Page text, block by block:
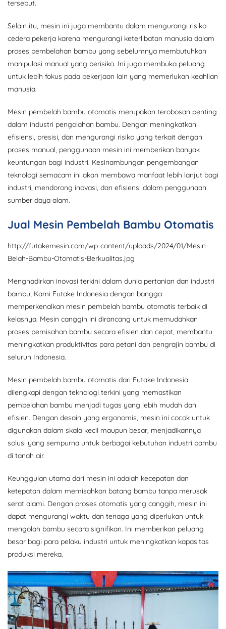
tersebut.
Selain itu, mesin ini juga membantu dalam mengurangi risiko
cedera pekerja karena mengurangi keterlibatan manusia dalam
proses pembelahan bambu yang sebelumnya membutuhkan
manipulasi manual yang berisiko. Ini juga membuka peluang
untuk lebih fokus pada pekerjaan lain yang memerlukan keahlian
manusia.
Mesin pembelah bambu otomatis merupakan terobosan penting
dalam industri pengolahan bambu. Dengan meningkatkan
efisiensi, presisi, dan mengurangi risiko yang terkait dengan
proses manual, penggunaan mesin ini memberikan banyak
keuntungan bagi industri. Kesinambungan pengembangan
teknologi semacam ini akan membawa manfaat lebih lanjut bagi
industri, mendorong inovasi, dan efisiensi dalam penggunaan
sumber daya alam.
Jual Mesin Pembelah Bambu Otomatis
http://futakemesin.com/wp-content/uploads/2024/01/Mesin-
Belah-Bambu-Otomatis-Berkualitas.jpg
Menghadirkan inovasi terkini dalam dunia pertanian dan industri
bambu, Kami Futake Indonesia dengan bangga
memperkenalkan mesin pembelah bambu otomatis terbaik di
kelasnya. Mesin canggih ini dirancang untuk memudahkan
proses pemisahan bambu secara efisien dan cepat, membantu
meningkatkan produktivitas para petani dan pengrajin bambu di
seluruh Indonesia.
Mesin pembelah bambu otomatis dari Futake Indonesia
dilengkapi dengan teknologi terkini yang memastikan
pembelahan bambu menjadi tugas yang lebih mudah dan
efisien. Dengan desain yang ergonomis, mesin ini cocok untuk
digunakan dalam skala kecil maupun besar, menjadikannya
solusi yang sempurna untuk berbagai kebutuhan industri bambu
di tanah air.
Keunggulan utama dari mesin ini adalah kecepatan dan
ketepatan dalam memisahkan batang bambu tanpa merusak
serat alami. Dengan proses otomatis yang canggih, mesin ini
dapat mengurangi waktu dan tenaga yang diperlukan untuk
mengolah bambu secara signifikan. Ini memberikan peluang
besar bagi para pelaku industri untuk meningkatkan kapasitas
produksi mereka.